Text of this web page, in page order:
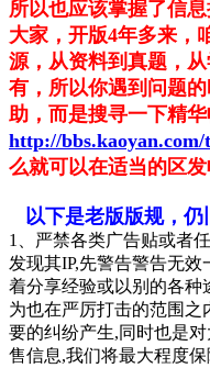
所以也应该掌握了信
大家，开版4年多来，
源，从资料到真题，
有，所以你遇到问题
助，而是搜寻一下精
http://bbs.kaoyan.com/
么就可以在适当的区发
以下是老版版规，仍
1、严禁各类广告贴或者
发现其IP,先警告警告无
着分享经验或以别的各种
为也在严厉打击的范围
要的纠纷产生,同时也是
售信息,我们将最大程度保